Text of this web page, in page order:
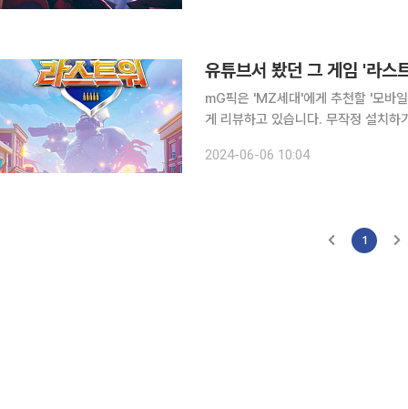
mG픽은 'MZ세대'에게 추천할 '모바
게 리뷰하고 있습니다. 무작정 설치
2024-06-06 10:04
1